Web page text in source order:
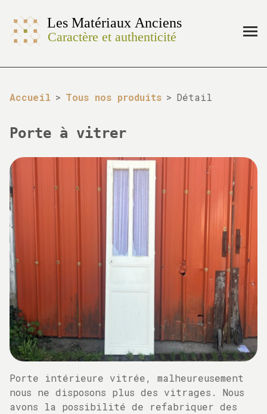
Accueil > Tous nos produits > Détail
Porte à vitrer
Porte intérieure vitrée, malheureusement
nous ne disposons plus des vitrages. Nous
avons la possibilité de refabriquer des